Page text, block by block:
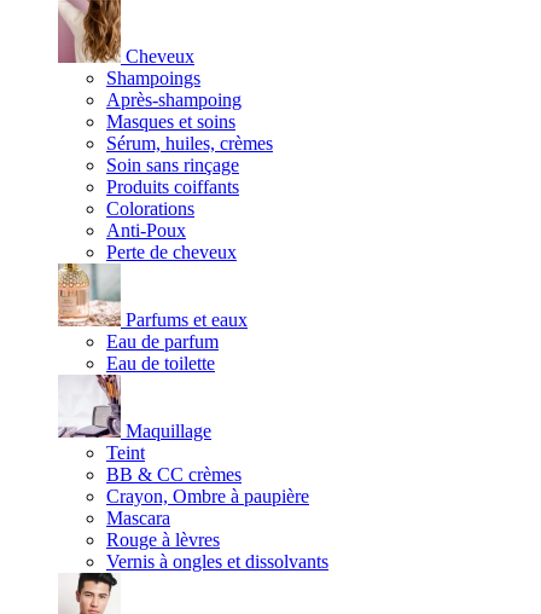
Cheveux
Shampoings
Après-shampoing
Masques et soins
Sérum, huiles, crèmes
Soin sans rinçage
Produits coiffants
Colorations
Anti-Poux
Perte de cheveux
Parfums et eaux
Eau de parfum
Eau de toilette
Maquillage
Teint
BB & CC crèmes
Crayon, Ombre à paupière
Mascara
Rouge à lèvres
Vernis à ongles et dissolvants